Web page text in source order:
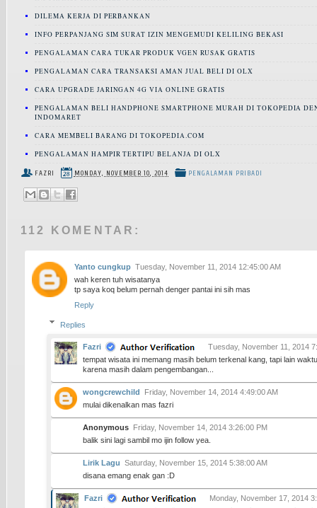
DILEMA KERJA DI PERBANKAN
INFO PERPANJANG SIM SURAT IZIN MENGEMUDI KELILING BEKASI
PENGALAMAN CARA TUKAR PRODUK VGEN RUSAK GRATIS
PENGALAMAN CARA TRANSAKSI AMAN JUAL BELI DI OLX
CARA UPGRADE JARINGAN 4G VIA ONLINE GRATIS
PENGALAMAN BELI HANDPHONE SMARTPHONE MURAH DI TOKOPEDIA
INDOMARET
CARA MEMBELI BARANG DI TOKOPEDIA.COM
PENGALAMAN HAMPIR TERTIPU BELANJA DI OLX
FAZRI MONDAY, NOVEMBER 10, 2014 PENGALAMAN PRIBADI
112 KOMENTAR:
Yanto cungkup Tuesday, November 11, 2014 12:45:00 AM
wah keren tuh wisatanya
tp saya koq belum pernah denger pantai ini sih mas
Reply
Replies
Fazri
Tuesday, November 11, 2014
tempat wisata ini memang masih belum terkenal kang, tapi lain
karena masih dalam pengembangan...
wongcrewchild
Friday, November 14, 2014 4:49:00 AM
mulai dikenalkan mas fazri
Anonymous
Friday, November 14, 2014 3:26:00 PM
balik sini lagi sambil mo ijin follow yea.
Lirik Lagu Saturday, November 15, 2014 5:38:00 AM
disana emang enak gan :D
Fazri
Monday, November 17, 2014